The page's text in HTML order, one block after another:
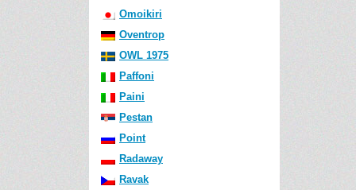
Omoikiri
Oventrop
OWL 1975
Paffoni
Paini
Pestan
Point
Radaway
Ravak